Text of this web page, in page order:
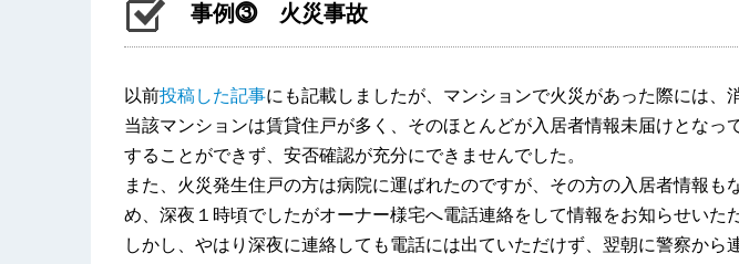
事例⓷ 火災事故
以前投稿した記事にも記載しましたが、マンションで火災があった際には、
当該マンションは賃貸住戸が多く、そのほとんどが入居者情報未届けとなっ
することができず、安否確認が充分にできませんでした。
また、火災発生住戸の方は病院に運ばれたのですが、その方の入居者情報も
め、深夜１時頃でしたがオーナー様宅へ電話連絡をして情報をお知らせいた
しかし、やはり深夜に連絡しても電話には出ていただけず、翌朝に警察から